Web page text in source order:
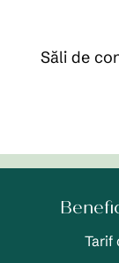
Săli de
Tarif